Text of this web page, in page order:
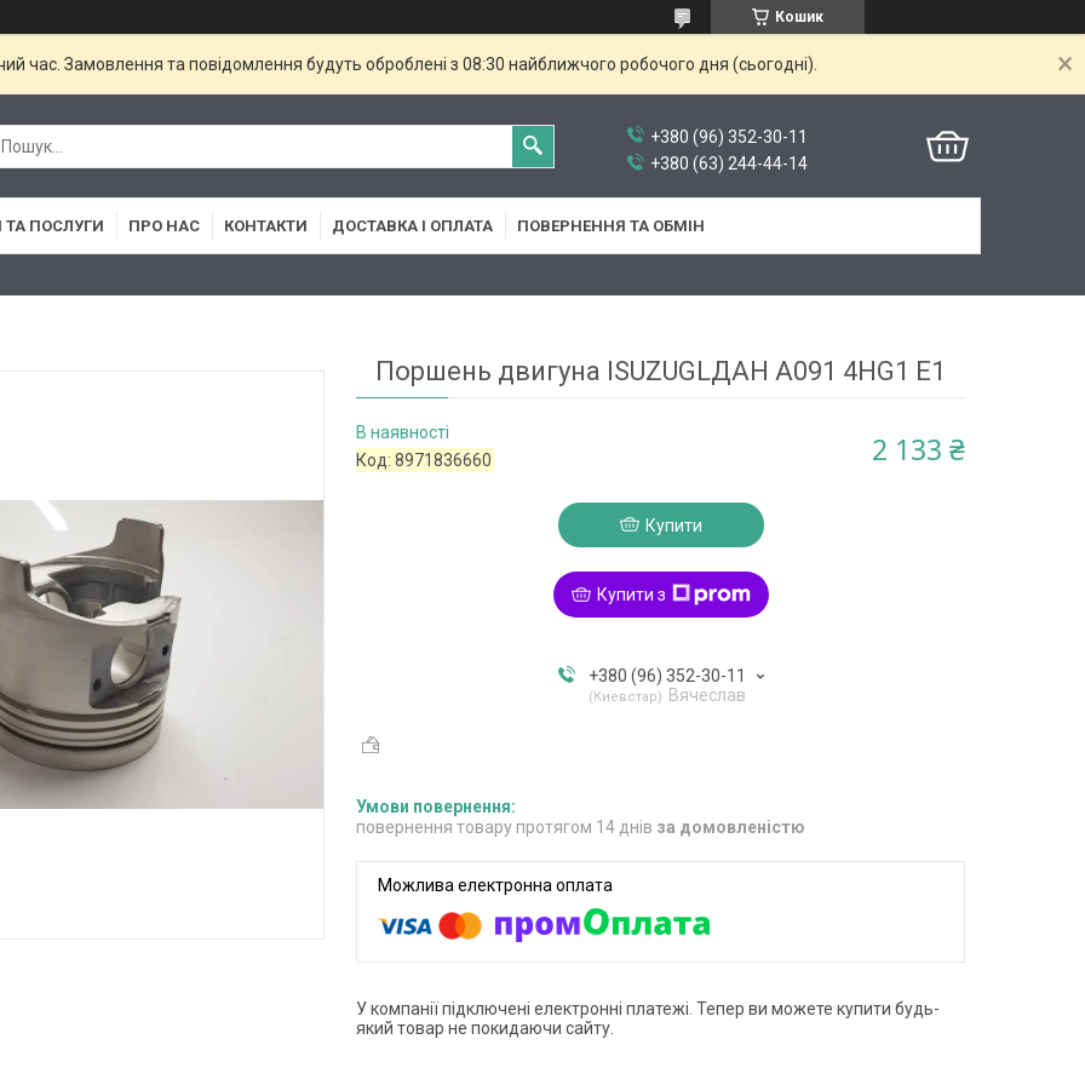
Кошик
час. Замовлення та повідомлення будуть оброблені з 08:30 найближчого робочого дня (сьогодні).
+380 (96) 352-30-11
+380 (63) 244-44-14
ТА ПОСЛУГИ ПРО НАС КОНТАКТИ ДОСТАВКА І ОПЛАТА ПОВЕРНЕННЯ ТА ОБМІН
Поршень двигуна ISUZUGLДАН А091 4HG1 E1
В наявності
Код:8971836660 2 133 ₴
Купити
Купити з
+380 (96) 352-30-11
Киевстар Вячеслав
повернення товару протягом 14 днів за домовленістю
У компанії підключені електронні платежі. Тепер ви можете купити будь-
який товар не покидаючи сайту.